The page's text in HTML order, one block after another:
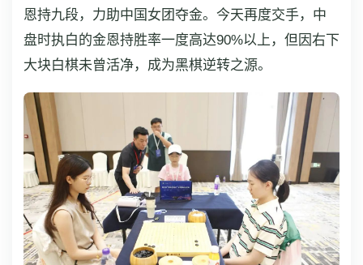
恩持九段，力助中国女团夺金。今天再度交手，中
盘时执白的金恩持胜率一度高达90%以上，但因右下
大块白棋未曾活净，成为黑棋逆转之源。